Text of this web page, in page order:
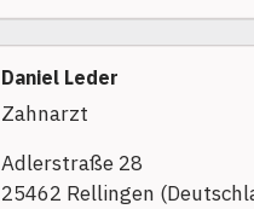
Daniel Leder
Zahnarzt
Adlerstraße 28
25462 Rellingen